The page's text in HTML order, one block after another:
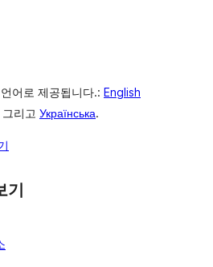
어로 제공됩니다.: English
그리고 Українська.